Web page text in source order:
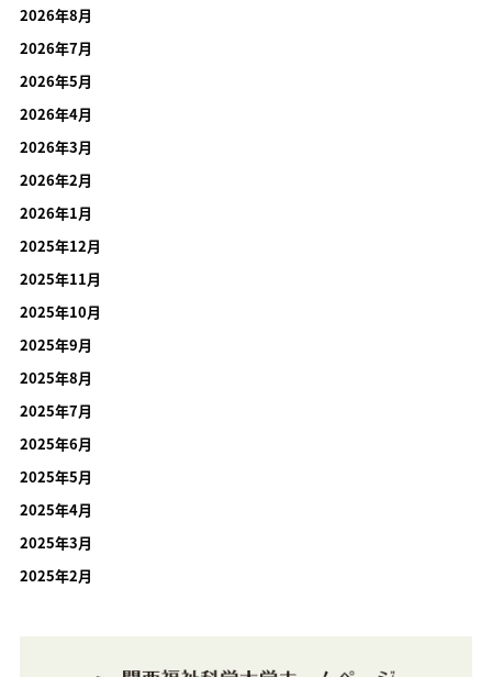
2026年8月
2026年7月
2026年5月
2026年4月
2026年3月
2026年2月
2026年1月
2025年12月
2025年11月
2025年10月
2025年9月
2025年8月
2025年7月
2025年6月
2025年5月
2025年4月
2025年3月
2025年2月